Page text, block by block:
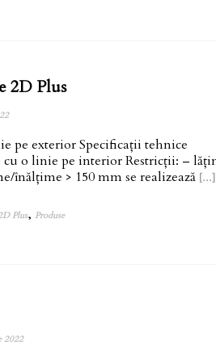
2D Plus
pe exterior Specificații
o linie pe interior Restricții: –
înălțime > 150 mm se realizează Read
[…]
Plus, Produse
2022